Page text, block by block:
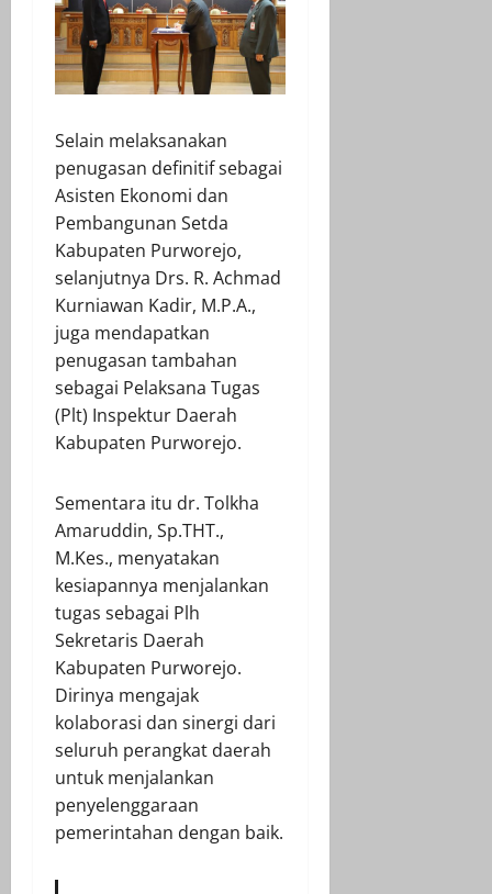
Selain melaksanakan
penugasan definitif sebagai
Asisten Ekonomi dan
Pembangunan Setda
Kabupaten Purworejo,
selanjutnya Drs. R. Achmad
Kurniawan Kadir, M.P.A.,
juga mendapatkan
penugasan tambahan
sebagai Pelaksana Tugas
(Plt) Inspektur Daerah
Kabupaten Purworejo.
Sementara itu dr. Tolkha
Amaruddin, Sp.THT.,
M.Kes., menyatakan
kesiapannya menjalankan
tugas sebagai Plh
Sekretaris Daerah
Kabupaten Purworejo.
Dirinya mengajak
kolaborasi dan sinergi dari
seluruh perangkat daerah
untuk menjalankan
penyelenggaraan
pemerintahan dengan baik.